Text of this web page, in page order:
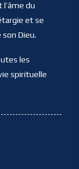
du
et se
Dieu.
les
spirituelle